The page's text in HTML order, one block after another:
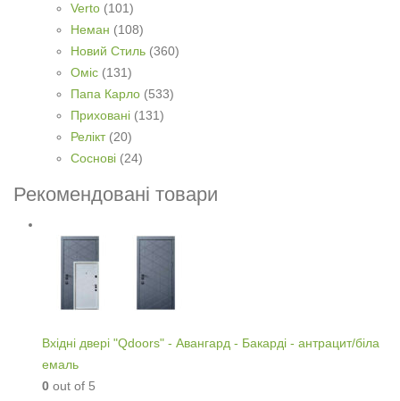
Verto (101)
Неман (108)
Новий Стиль (360)
Оміс (131)
Папа Карло (533)
Приховані (131)
Релікт (20)
Соснові (24)
Рекомендовані товари
Вхідні двері "Qdoors" - Авангард - Бакарді - антрацит/біла
емаль
0 out of 5